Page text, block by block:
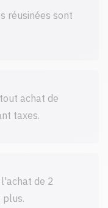
réusinées sont
achat de
taxes.
de 2
plus.